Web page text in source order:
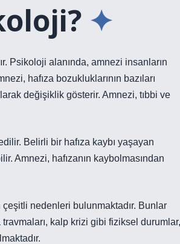
Psikoloji alanında, amnezi insanların
hafıza bozukluklarının bazıları
değişiklik gösterir. Amnezi, tıbbi ve
Belirli bir hafıza kaybı yaşayan
Amnezi, hafızanın kaybolmasından
nedenleri bulunmaktadır. Bunlar
kalp krizi gibi fiziksel durumlar,